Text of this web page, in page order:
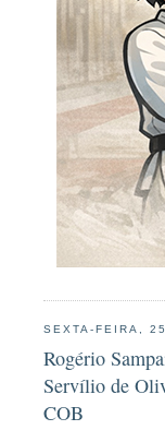
SEXTA-FEIRA,
Rogério
Servílio de
COB